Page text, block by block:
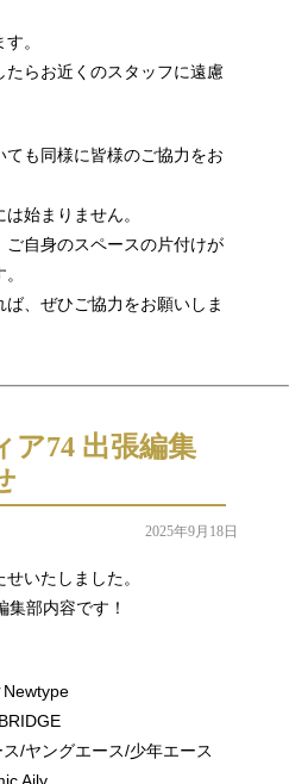
。
らお近くのスタッフに遠慮
ても同様に皆様のご協力をお
始まりません。
自身のスペースの片付けが
、ぜひご協力をお願いしま
ア74 出張編集
2025年9月18日
いたしました。
部内容です！
Newtype
ス/ヤングエース/少年エース